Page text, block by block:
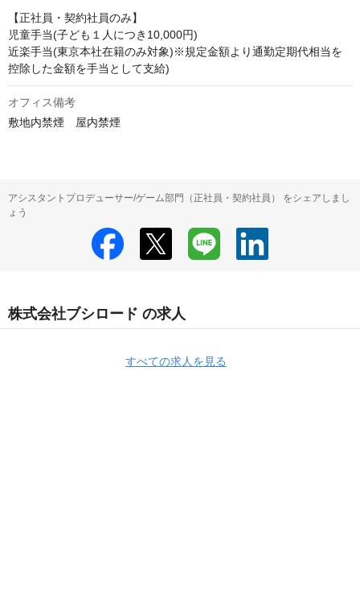
【正社員・契約社員のみ】
児童手当(子ども１人につき10,000円)
近楽手当(東京本社在籍のみ対象)※規定金額より通勤定期代相当を
控除した金額を手当として支給)
オフィス備考
敷地内禁煙　屋内禁煙
アシスタントプロデューサー/ゲーム部門（正社員・契約社員） をシェアしまし
ょう
株式会社ブシロード の求人
すべての求人を見る